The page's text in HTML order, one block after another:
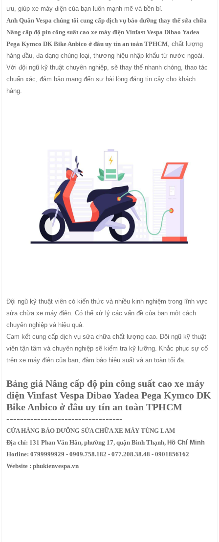
ưu, giúp xe máy điện của bạn luôn mạnh mẽ và bền bỉ.
Anh Quân Vespa chúng tôi cung cấp dịch vụ bảo dưỡng thay thế sửa chữa
Nâng cấp độ pin công suất cao xe máy điện Vinfast Vespa Dibao Yadea
Pega Kymco DK Bike Anbico ở đâu uy tín an toàn TPHCM , chất lượng
hàng đầu, đa dạng chủng loại, thương hiệu nhập khẩu từ nước ngoài.
Với đội ngũ kỹ thuật chuyên nghiệp, sẽ thay thế nhanh chóng, thao tác
chuẩn xác, đảm bảo mang đến sự hài lòng đáng tin cậy cho khách
hàng.
Đội ngũ kỹ thuật viên có kiến thức và nhiều kinh nghiệm trong lĩnh vực
sửa chữa xe máy điện. Có thể xử lý các vấn đề của bạn một cách
chuyên nghiệp và hiệu quả.
Cam kết cung cấp dịch vụ sửa chữa chất lượng cao. Đội ngũ kỹ thuật
viên tận tâm và chuyên nghiệp sẽ kiểm tra kỹ lưỡng. Khắc phục sự cố
trên xe máy điện của bạn, đảm bảo hiệu suất và an toàn tối đa.
Bảng giá Nâng cấp độ pin công suất cao xe máy
điện Vinfast Vespa Dibao Yadea Pega Kymco DK
Bike Anbico ở đâu uy tín an toàn TPHCM
----------------------------------
CỬA HÀNG BẢO DƯỠNG SỬA CHỮA XE MÁY TÙNG LAM
Địa chỉ: 131 Phan Văn Hân, phường 17, quận Bình Thạnh, Hồ Chí Minh
Hotline: 0799999929 - 0909.758.182 - 077.208.38.48 - 0901856162
Website : phukienvespa.vn